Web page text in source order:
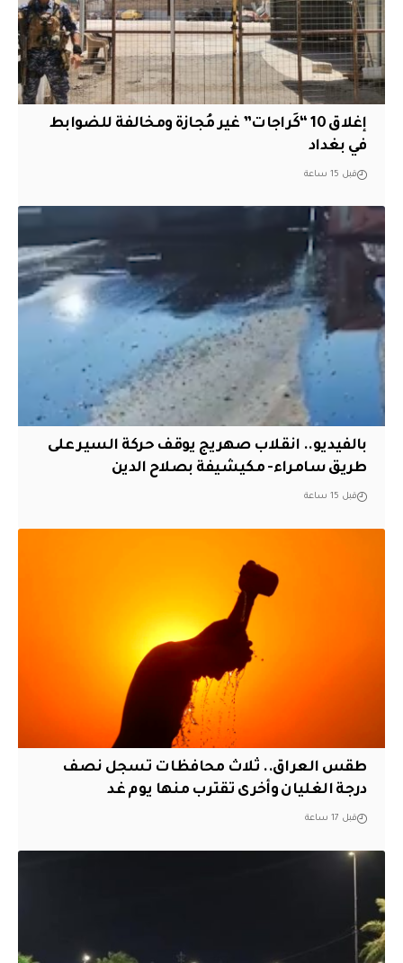
إغلاق 10 “كَراجات” غير مُجازة ومخالفة للضوابط
في بغداد
قبل 15 ساعة
بالفيديو.. انقلاب صهريج يوقف حركة السير على
طريق سامراء- مكيشيفة بصلاح الدين
قبل 15 ساعة
طقس العراق.. ثلاث محافظات تسجل نصف
درجة الغليان وأخرى تقترب منها يوم غد
قبل 17 ساعة